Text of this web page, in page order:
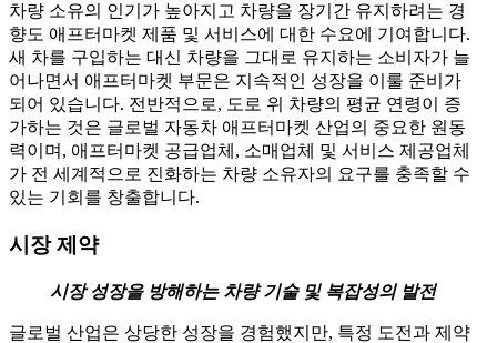
차량 소유의 인기가 높아지고 차량을 장기간 유지하려는 경
향도 애프터마켓 제품 및 서비스에 대한 수요에 기여합니다.
새 차를 구입하는 대신 차량을 그대로 유지하는 소비자가 늘
어나면서 애프터마켓 부문은 지속적인 성장을 이룰 준비가
되어 있습니다. 전반적으로, 도로 위 차량의 평균 연령이 증
가하는 것은 글로벌 자동차 애프터마켓 산업의 중요한 원동
력이며, 애프터마켓 공급업체, 소매업체 및 서비스 제공업체
가 전 세계적으로 진화하는 차량 소유자의 요구를 충족할 수
있는 기회를 창출합니다.
시장 제약
시장 성장을 방해하는 차량 기술 및 복잡성의 발전
글로벌 산업은 상당한 성장을 경험했지만, 특정 도전과 제약